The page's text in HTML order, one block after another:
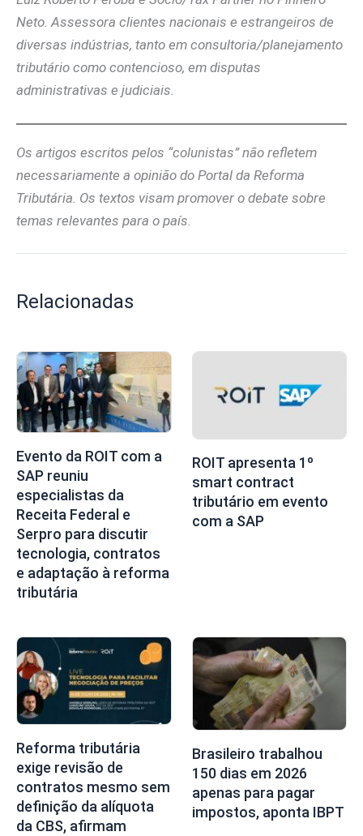
Neto. Assessora clientes nacionais e estrangeiros de
diversas indústrias, tanto em consultoria/planejamento
tributário como contencioso, em disputas
administrativas e judiciais.
Os artigos escritos pelos “colunistas” não refletem
necessariamente a opinião do Portal da Reforma
Tributária. Os textos visam promover o debate sobre
temas relevantes para o país.
Relacionadas
Evento da ROIT com a
SAP reuniu
especialistas da
Receita Federal e
Serpro para discutir
tecnologia, contratos
e adaptação à reforma
tributária
ROIT apresenta 1º
smart contract
tributário em evento
com a SAP
Reforma tributária
exige revisão de
contratos mesmo sem
definição da alíquota
da CBS, afirmam
Brasileiro trabalhou
150 dias em 2026
apenas para pagar
impostos, aponta IBPT